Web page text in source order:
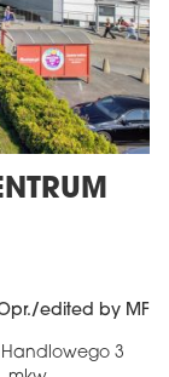
edited by MF
3